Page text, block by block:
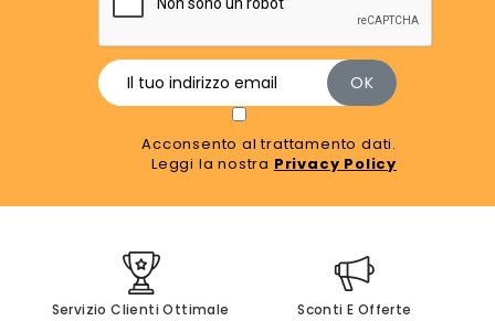
Acconsento al trattamento dati.
Leggi la nostra Privacy Policy
Servizio Clienti Ottimale Sconti E Offerte